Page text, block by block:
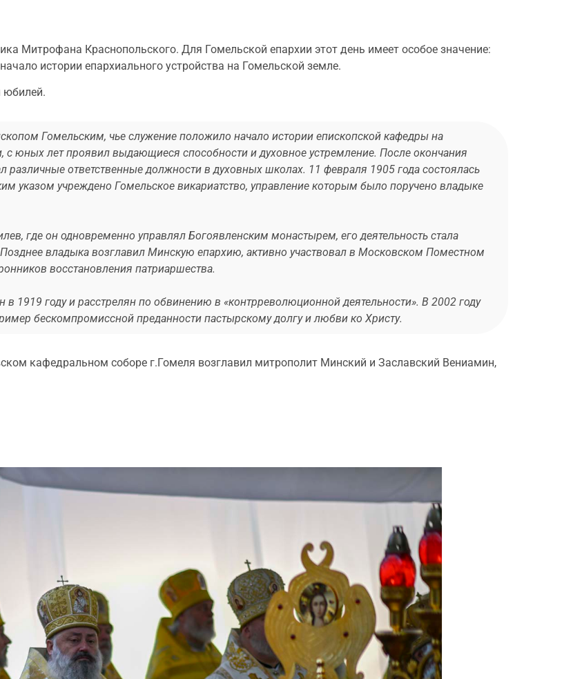
Митрофана Краснопольского. Для Гомельской епархии этот день имеет особое значение:
истории епархиального устройства на Гомельской земле.
юбилей.
Гомельским, чье служение положило начало истории епископской кафедры на
с юных лет проявил выдающиеся способности и духовное устремление. После окончания
ответственные должности в духовных школах. 11 февраля 1905 года состоялась
указом учреждено Гомельское викариатство, управление которым было поручено владыке
где он одновременно управлял Богоявленским монастырем, его деятельность стала
владыка возглавил Минскую епархию, активно участвовал в Московском Поместном
восстановления патриаршества.
1919 году и расстрелян по обвинению в «контрреволюционной деятельности». В 2002 году
бескомпромиссной преданности пастырскому долгу и любви ко Христу.
кафедральном соборе г.Гомеля возглавил митрополит Минский и Заславский Вениамин,